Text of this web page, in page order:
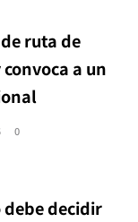
ruta de
a un
0
decidir